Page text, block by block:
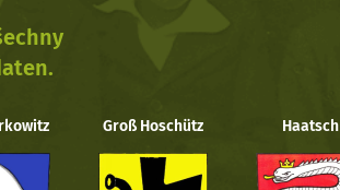
Groß Hoschütz Haatsch